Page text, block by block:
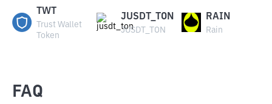
TWT
Trust Wallet
Token
JUSDT_TON
JUSDT_TON
RAIN
Rain
FAQ